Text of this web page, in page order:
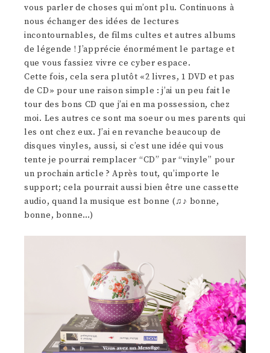
vous parler de choses qui m’ont plu. Continuons à
nous échanger des idées de lectures
incontournables, de films cultes et autres albums
de légende ! J’apprécie énormément le partage et
que vous fassiez vivre ce cyber espace.
Cette fois, cela sera plutôt «2 livres, 1 DVD et pas
de CD» pour une raison simple : j’ai un peu fait le
tour des bons CD que j’ai en ma possession, chez
moi. Les autres ce sont ma soeur ou mes parents qui
les ont chez eux. J’ai en revanche beaucoup de
disques vinyles, aussi, si c’est une idée qui vous
tente je pourrai remplacer “CD” par “vinyle” pour
un prochain article ? Après tout, qu’importe le
support; cela pourrait aussi bien être une cassette
audio, quand la musique est bonne (♫♪ bonne,
bonne, bonne…)